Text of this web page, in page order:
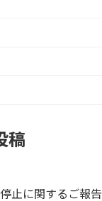
稿
停止に関するご報告